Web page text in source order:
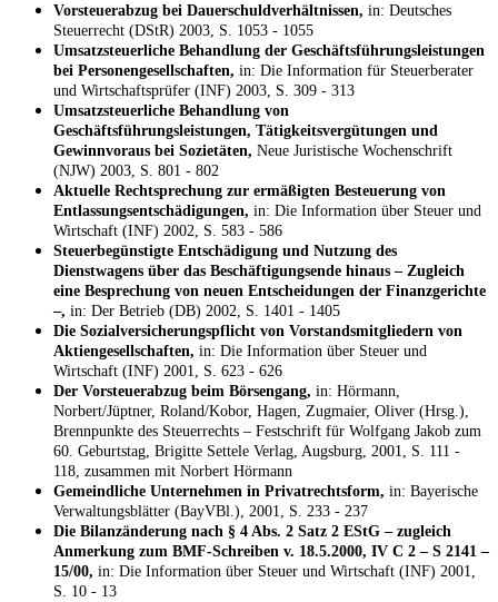
Vorsteuerabzug bei Dauerschuldverhältnissen, in: Deutsches
Steuerrecht (DStR) 2003, S. 1053 - 1055
Umsatzsteuerliche Behandlung der Geschäftsführungsleistungen
bei Personengesellschaften, in: Die Information für Steuerberater
und Wirtschaftsprüfer (INF) 2003, S. 309 - 313
Umsatzsteuerliche Behandlung von
Geschäftsführungsleistungen, Tätigkeitsvergütungen und
Gewinnvoraus bei Sozietäten, Neue Juristische Wochenschrift
(NJW) 2003, S. 801 - 802
Aktuelle Rechtsprechung zur ermäßigten Besteuerung von
Entlassungsentschädigungen, in: Die Information über Steuer und
Wirtschaft (INF) 2002, S. 583 - 586
Steuerbegünstigte Entschädigung und Nutzung des
Dienstwagens über das Beschäftigungsende hinaus – Zugleich
eine Besprechung von neuen Entscheidungen der Finanzgerichte
–, in: Der Betrieb (DB) 2002, S. 1401 - 1405
Die Sozialversicherungspflicht von Vorstandsmitgliedern von
Aktiengesellschaften, in: Die Information über Steuer und
Wirtschaft (INF) 2001, S. 623 - 626
Der Vorsteuerabzug beim Börsengang, in: Hörmann,
Norbert/Jüptner, Roland/Kobor, Hagen, Zugmaier, Oliver (Hrsg.),
Brennpunkte des Steuerrechts – Festschrift für Wolfgang Jakob zum
60. Geburtstag, Brigitte Settele Verlag, Augsburg, 2001, S. 111 -
118, zusammen mit Norbert Hörmann
Gemeindliche Unternehmen in Privatrechtsform, in: Bayerische
Verwaltungsblätter (BayVBl.), 2001, S. 233 - 237
Die Bilanzänderung nach § 4 Abs. 2 Satz 2 EStG – zugleich
Anmerkung zum BMF-Schreiben v. 18.5.2000, IV C 2 – S 2141 –
15/00, in: Die Information über Steuer und Wirtschaft (INF) 2001,
S. 10 - 13